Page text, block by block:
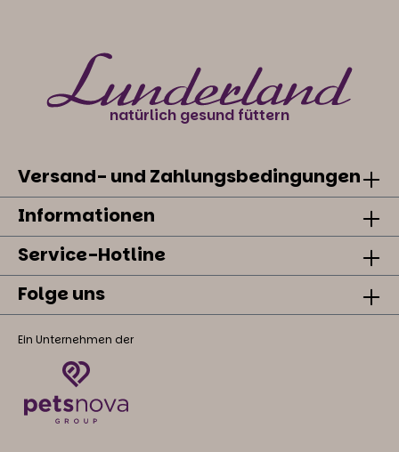
natürlich gesund füttern
Versand- und Zahlungsbedingungen
Informationen
Service-Hotline
Folge uns
Ein Unternehmen der